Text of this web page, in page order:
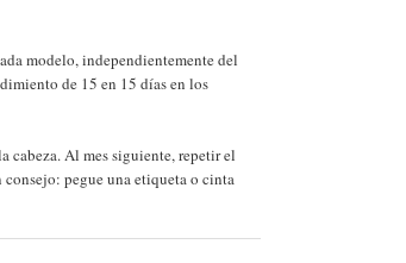
modelo, independientemente del
de 15 en 15 días en los
Al mes siguiente, repetir el
pegue una etiqueta o cinta